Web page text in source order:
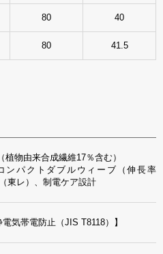
80 40
80 41.5
植物由来合成繊維17％含む）
ンパクトダブルウィーブ（伸長率
東レ）、制電ケア設計
電気帯電防止（JIS T8118）】